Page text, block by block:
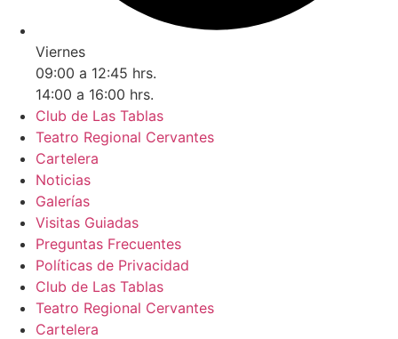
Viernes
09:00 a 12:45 hrs.
14:00 a 16:00 hrs.
Club de Las Tablas
Teatro Regional Cervantes
Cartelera
Noticias
Galerías
Visitas Guiadas
Preguntas Frecuentes
Políticas de Privacidad
Club de Las Tablas
Teatro Regional Cervantes
Cartelera